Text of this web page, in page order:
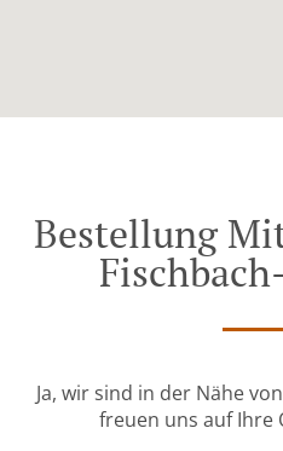
Bestellung
Ja, wir sind in der Nähe
freuen uns auf Ihre